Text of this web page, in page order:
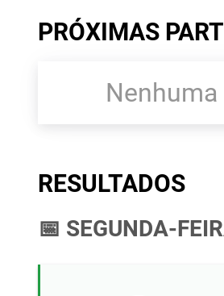
PRÓXIMAS
RESULTADOS
📅 SEGUNDA-